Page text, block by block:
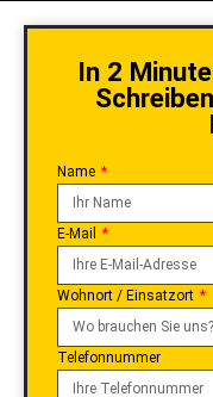
In 2
Name
E-Mail
Wohnort / Einsatzort
Telefonnummer